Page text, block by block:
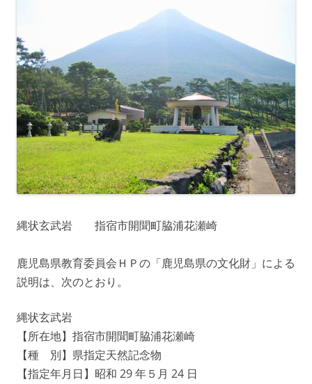
縄状玄武岩 指宿市開聞町脇浦花瀬崎
鹿児島県教育委員会ＨＰの「鹿児島県の文化財」による
説明は、次のとおり。
縄状玄武岩
【所在地】指宿市開聞町脇浦花瀬崎
【種 別】県指定天然記念物
【指定年月日】昭和 29 年５月 24 日